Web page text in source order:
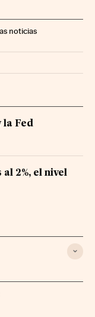
noticias
la Fed
2%, el nivel